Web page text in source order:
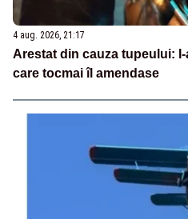
4 aug. 2026, 21:17
Arestat din cauza tupeului:
care tocmai îl amendase